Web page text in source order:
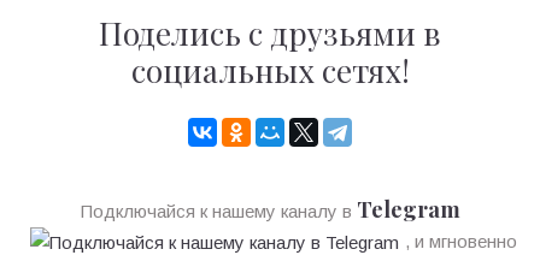
Поделись с друзьями в
социальных сетях!
Подключайся к нашему каналу в Telegram
, и мгновенно